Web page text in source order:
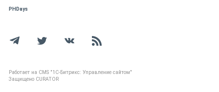
PHDays
Работает на CMS "1С-Битрикс: Управление сайтом"
Защищено CURATOR